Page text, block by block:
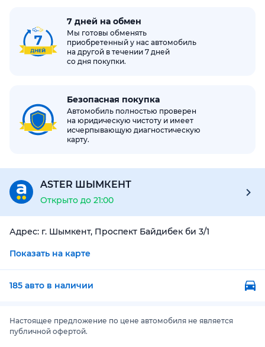
7 дней на обмен
Мы готовы обменять
приобретенный у нас автомобиль
на другой в течении 7 дней
со дня покупки.
Безопасная покупка
Автомобиль полностью проверен
на юридическую чистоту и имеет
исчерпывающую диагностическую
карту.
ASTER ШЫМКЕНТ
Открыто до 21:00
Адрес: г. Шымкент, Проспект Байдибек би 3/1
Показать на карте
185 авто в наличии
Настоящее предложение по цене автомобиля не является
публичной офертой.